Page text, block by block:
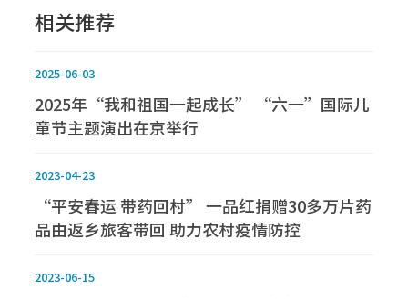
相关推荐
2025-06-03
2025年“我和祖国一起成长” “六一”国际儿
童节主题演出在京举行
2023-04-23
“平安春运 带药回村” 一品红捐赠30多万片药
品由返乡旅客带回 助力农村疫情防控
2023-06-15